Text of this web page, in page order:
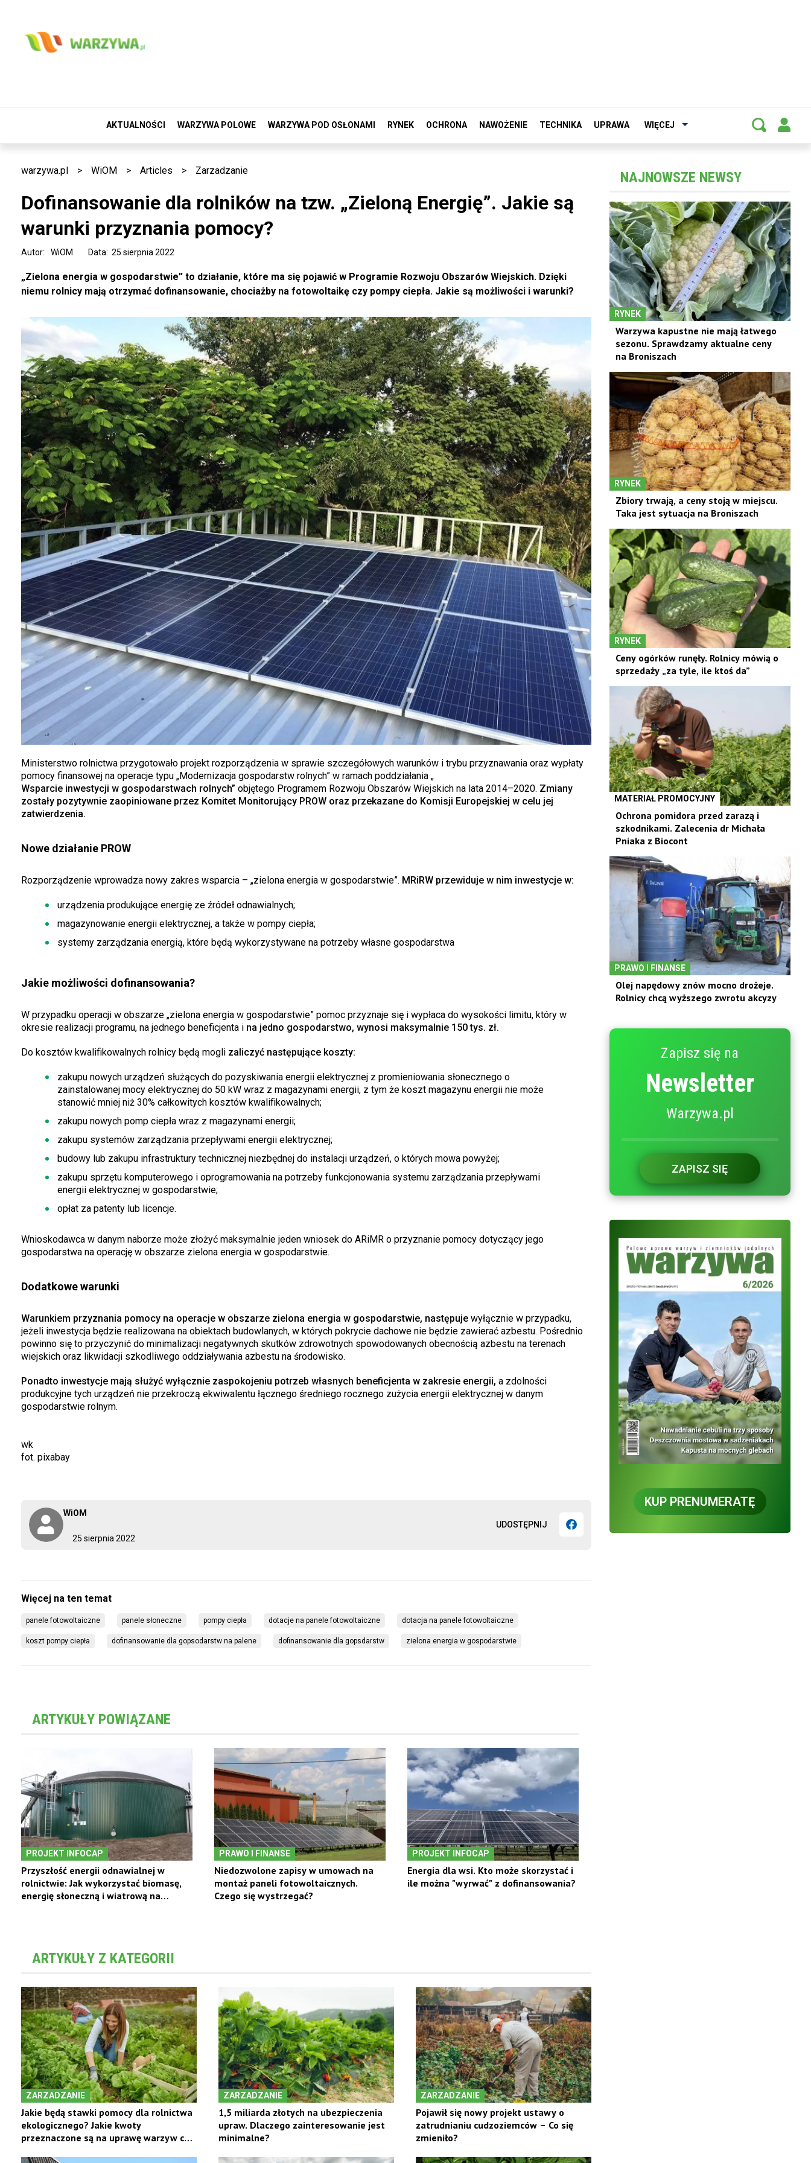
AKTUALNOŚCI WARZYWA POLOWE WARZYWA POD OSŁONAMI RYNEK OCHRONA NAWOŻENIE TECHNIKA UPRAWA WIĘCEJ
warzywa.pl > WiOM > Articles > Zarzadzanie
Dofinansowanie dla rolników na tzw. „Zieloną Energię”. Jakie są
warunki przyznania pomocy?
Data: 25 sierpnia 2022
Autor: WiOM
25 sierpnia 2022
WiOM
UDOSTĘPNIJ
„Zielona energia w gospodarstwie” to działanie, które ma się pojawić w Programie Rozwoju Obszarów Wiejskich. Dzięki
niemu rolnicy mają otrzymać dofinansowanie, chociażby na fotowoltaikę czy pompy ciepła. Jakie są możliwości i warunki?
Ministerstwo rolnictwa przygotowało projekt rozporządzenia w sprawie szczegółowych warunków i trybu przyznawania oraz wypłaty
pomocy finansowej na operacje typu „Modernizacja gospodarstw rolnych” w ramach poddziałania „
Wsparcie inwestycji w gospodarstwach rolnych” objętego Programem Rozwoju Obszarów Wiejskich na lata 2014–2020. Zmiany
zostały pozytywnie zaopiniowane przez Komitet Monitorujący PROW oraz przekazane do Komisji Europejskiej w celu jej
zatwierdzenia.
Nowe działanie PROW
Rozporządzenie wprowadza nowy zakres wsparcia – „zielona energia w gospodarstwie”. MRiRW przewiduje w nim inwestycje w:
urządzenia produkujące energię ze źródeł odnawialnych;
magazynowanie energii elektrycznej, a także w pompy ciepła;
systemy zarządzania energią, które będą wykorzystywane na potrzeby własne gospodarstwa
Jakie możliwości dofinansowania?
W przypadku operacji w obszarze „zielona energia w gospodarstwie” pomoc przyznaje się i wypłaca do wysokości limitu, który w
okresie realizacji programu, na jednego beneficjenta i na jedno gospodarstwo, wynosi maksymalnie 150 tys. zł.
Do kosztów kwalifikowalnych rolnicy będą moglizaliczyć następujące koszty:
zakupu nowych urządzeń służących do pozyskiwania energii elektrycznej z promieniowania słonecznego o
zainstalowanej mocy elektrycznej do 50 kW wraz z magazynami energii, z tym że koszt magazynu energii nie może
stanowić mniej niż 30% całkowitych kosztów kwalifikowalnych;
zakupu nowych pomp ciepła wraz z magazynami energii;
zakupu systemów zarządzania przepływami energii elektrycznej;
budowy lub zakupu infrastruktury technicznej niezbędnej do instalacji urządzeń, o których mowa powyżej;
zakupu sprzętu komputerowego i oprogramowania na potrzeby funkcjonowania systemu zarządzania przepływami
energii elektrycznej w gospodarstwie;
opłat za patenty lub licencje.
Wnioskodawca w danym naborze może złożyć maksymalnie jeden wniosek do ARiMR o przyznanie pomocy dotyczący jego
gospodarstwa na operację w obszarze zielona energia w gospodarstwie.
Dodatkowe warunki
Warunkiem przyznania pomocy na operacje w obszarze zielona energia w gospodarstwie, następujewyłącznie w przypadku,
jeżeli inwestycja będzie realizowana na obiektach budowlanych, w których pokrycie dachowe nie będzie zawierać azbestu. Pośrednio
powinno się to przyczynić do minimalizacji negatywnych skutków zdrowotnych spowodowanych obecnością azbestu na terenach
wiejskich oraz likwidacji szkodliwego oddziaływania azbestu na środowisko.
Ponadto inwestycje mają służyć wyłącznie zaspokojeniu potrzeb własnych beneficjenta w zakresie energii, a zdolności
produkcyjne tych urządzeń nie przekroczą ekwiwalentu łącznego średniego rocznego zużycia energii elektrycznej w danym
gospodarstwie rolnym.
wk
fot. pixabay
panele fotowoltaiczne panele słoneczne pompy ciepła dotacje na panele fotowoltaiczne dotacja na panele fotowoltaiczne
koszt pompy ciepła dofinansowanie dla gopsodarstw na palene dofinansowanie dla gopsdarstw zielona energia w gospodarstwie
ARTYKUŁY POWIĄZANE
PROJEKT INFOCAP
Przyszłość energii odnawialnej w
rolnictwie: Jak wykorzystać biomasę,
energię słoneczną i wiatrową na
PRAWO I FINANSE
Niedozwolone zapisy w umowach na
montaż paneli fotowoltaicznych.
Czego się wystrzegać?
PROJEKT INFOCAP
Energia dla wsi. Kto może skorzystać i
ile można "wyrwać" z dofinansowania?
ARTYKUŁY Z KATEGORII
ZARZADZANIE
Jakie będą stawki pomocy dla rolnictwa
ekologicznego? Jakie kwoty
przeznaczone są na uprawę warzyw czy
ZARZADZANIE
1,5 miliarda złotych na ubezpieczenia
upraw. Dlaczego zainteresowanie jest
minimalne?
ZARZADZANIE
Pojawił się nowy projekt ustawy o
zatrudnianiu cudzoziemców – Co się
zmieniło?
NAJNOWSZE NEWSY
RYNEK
Warzywa kapustne nie mają łatwego
sezonu. Sprawdzamy aktualne ceny
na Broniszach
RYNEK
Zbiory trwają, a ceny stoją w miejscu.
Taka jest sytuacja na Broniszach
RYNEK
Ceny ogórków runęły. Rolnicy mówią o
sprzedaży „za tyle, ile ktoś da”
MATERIAŁ PROMOCYJNY
Ochrona pomidora przed zarazą i
szkodnikami. Zalecenia dr Michała
Pniaka z Biocont
PRAWO I FINANSE
Olej napędowy znów mocno drożeje.
Rolnicy chcą wyższego zwrotu akcyzy
Zapisz się na
Newsletter
Warzywa.pl
ZAPISZ SIĘ
KUP PRENUMERATĘ